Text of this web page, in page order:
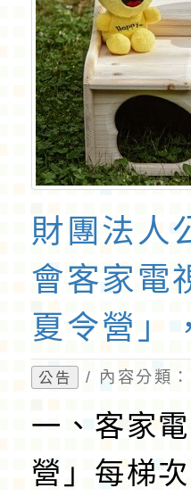
財團法人
會客家電
夏令營」
學生踴躍
公告 / 內容分類：
一、客家
營」每梯